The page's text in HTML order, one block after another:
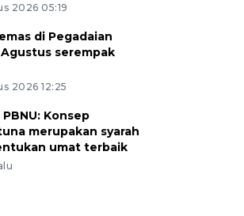
2026 05:19
di Pegadaian
Agustus serempak
2026 12:25
Konsep
merupakan syarah
umat terbaik